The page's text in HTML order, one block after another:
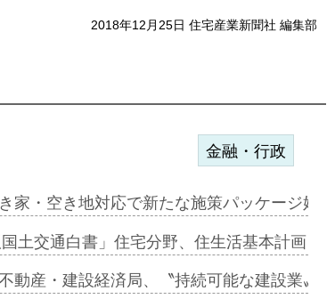
2018年12月25日 住宅産業新聞社 編集部
約…
キ…
金融・行政
家・空き地対応で新たな施策パッケージ始
国土交通白書」住宅分野、住生活基本計画
動産・建設経済局、〝持続可能な建設業〟